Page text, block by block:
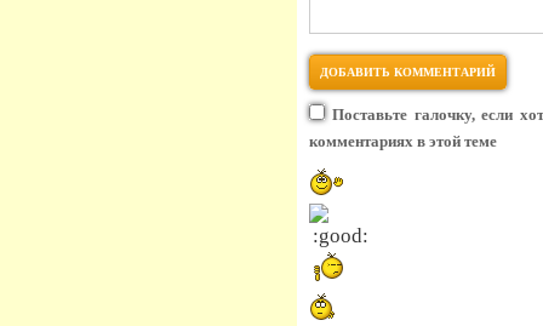
Поставьте галочку, если
комментариях в этой теме